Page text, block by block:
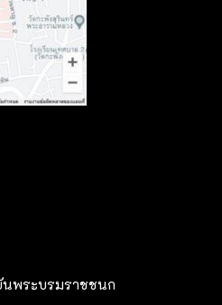
พระบรมราชชนก